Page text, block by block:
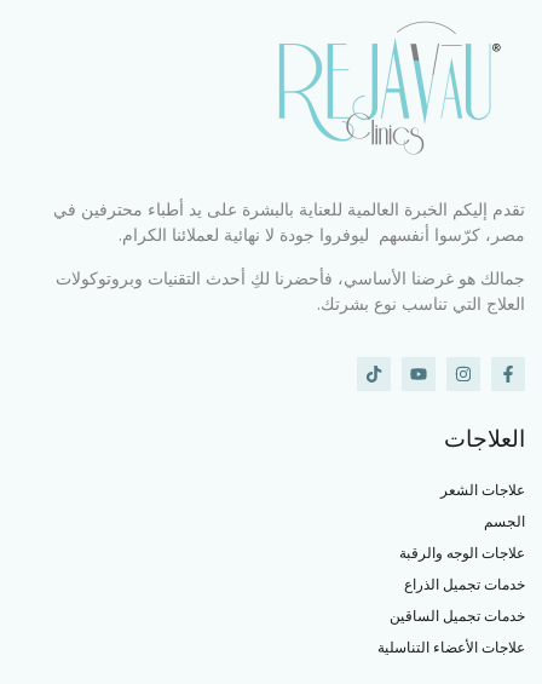
تقدم إليكم الخبرة العالمية للعناية بالبشرة على يد أطباء محترفين في
مصر، كرّسوا أنفسهم ليوفروا جودة لا نهائية لعملائنا الكرام.
جمالك هو غرضنا الأساسي، فأحضرنا لكِ أحدث التقنيات وبروتوكولات
العلاج التي تناسب نوع بشرتك.
العلاجات
علاجات الشعر
الجسم
علاجات الوجه والرقبة
خدمات تجميل الذراع
خدمات تجميل الساقين
علاجات الأعضاء التناسلية